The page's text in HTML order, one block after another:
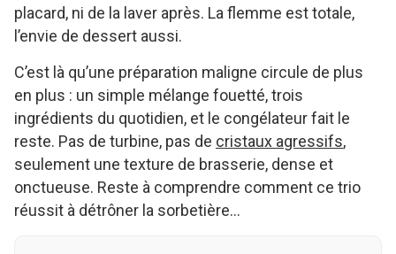
placard, ni de la laver après. La flemme est totale,
l’envie de dessert aussi.
C’est là qu’une préparation maligne circule de plus
en plus : un simple mélange fouetté, trois
ingrédients du quotidien, et le congélateur fait le
reste. Pas de turbine, pas de cristaux agressifs,
seulement une texture de brasserie, dense et
onctueuse. Reste à comprendre comment ce trio
réussit à détrôner la sorbetière…